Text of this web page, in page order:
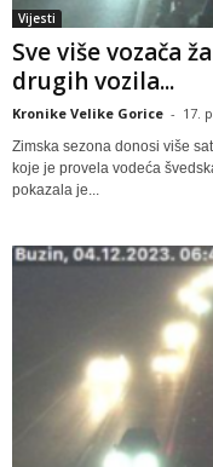
Vijesti
Sve više vozača
drugih vozila...
Kronike Velike Gorice - 17.
Zimska sezona donosi više
koje je provela vodeća
pokazala je...